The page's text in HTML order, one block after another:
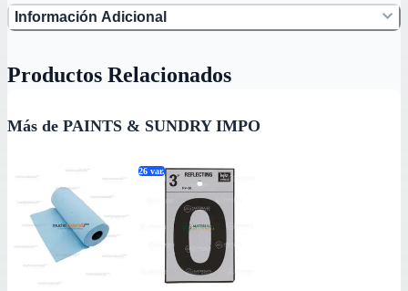
Información Adicional
Productos Relacionados
Más de PAINTS & SUNDRY IMPO
26 var.